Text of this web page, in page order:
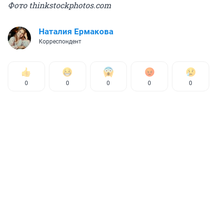
Фото thinkstockphotos.com
Наталия Ермакова
Корреспондент
0 0 0 0 0